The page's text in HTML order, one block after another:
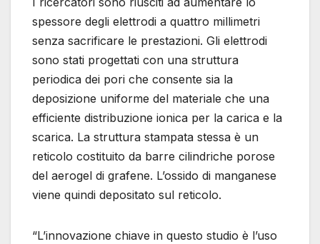
spessore degli elettrodi a quattro millimetri
senza sacrificare le prestazioni. Gli elettrodi
sono stati progettati con una struttura
periodica dei pori che consente sia la
deposizione uniforme del materiale che una
efficiente distribuzione ionica per la carica e la
scarica. La struttura stampata stessa è un
reticolo costituito da barre cilindriche porose
del aerogel di grafene. L’ossido di manganese
viene quindi depositato sul reticolo.
“L’innovazione chiave in questo studio è l’uso